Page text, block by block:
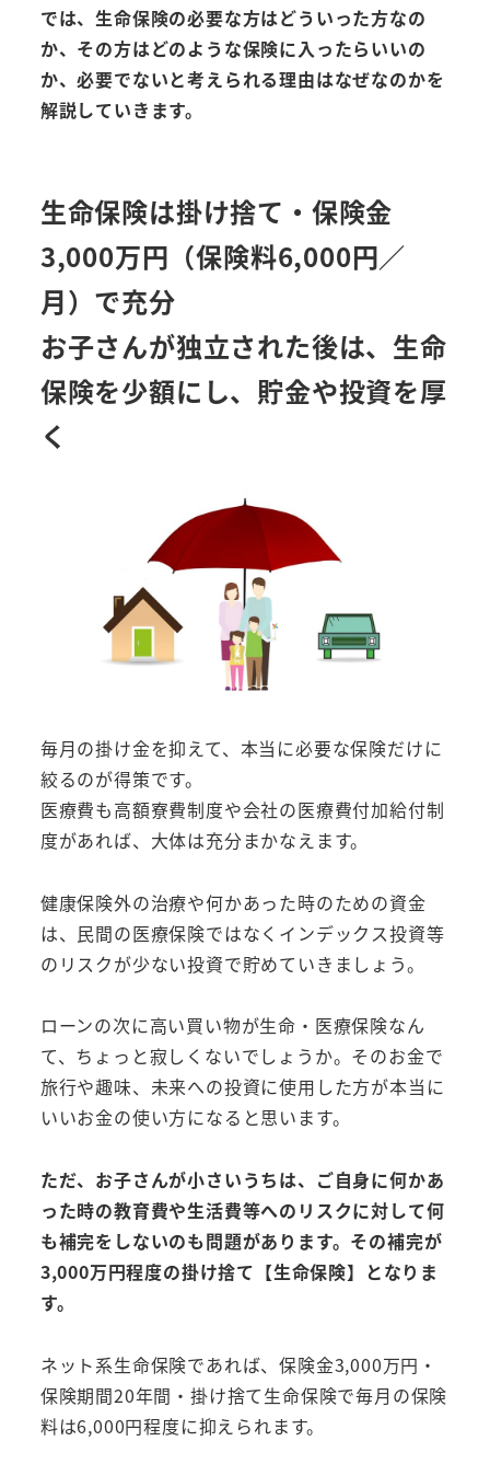
では、生命保険の必要な方はどういった方なの
か、その方はどのような保険に入ったらいいの
か、必要でないと考えられる理由はなぜなのかを
解説していきます。
生命保険は掛け捨て・保険金
3,000万円（保険料6,000円／
月）で充分
お子さんが独立された後は、生命
保険を少額にし、貯金や投資を厚
く
毎月の掛け金を抑えて、本当に必要な保険だけに
絞るのが得策です。
医療費も高額寮費制度や会社の医療費付加給付制
度があれば、大体は充分まかなえます。
健康保険外の治療や何かあった時のための資金
は、民間の医療保険ではなくインデックス投資等
のリスクが少ない投資で貯めていきましょう。
ローンの次に高い買い物が生命・医療保険なん
て、ちょっと寂しくないでしょうか。そのお金で
旅行や趣味、未来への投資に使用した方が本当に
いいお金の使い方になると思います。
ただ、お子さんが小さいうちは、ご自身に何かあ
った時の教育費や生活費等へのリスクに対して何
も補完をしないのも問題があります。その補完が
3,000万円程度の掛け捨て 【生命保険】となりま
す。
ネット系生命保険であれば、保険金3,000万円・
保険期間20年間・掛け捨て生命保険で毎月の保険
料は6,000円程度に抑えられます。